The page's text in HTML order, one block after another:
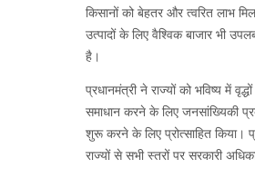
किसानों को बेहतर और त्वरित लाभ
उत्पादों के लिए वैश्विक बाजार भी
है।
प्रधानमंत्री ने राज्यों को भविष्य में वृद्धों
समाधान करने के लिए जनसांख्यिकी
शुरू करने के लिए प्रोत्साहित किया।
राज्यों से सभी स्तरों पर सरकारी